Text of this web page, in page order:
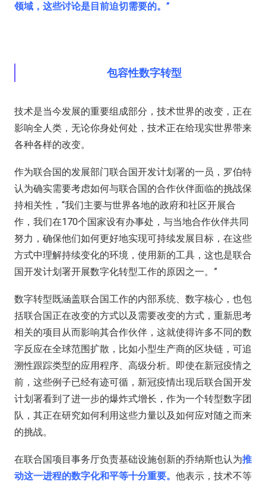
领域，这些讨论是目前迫切需要的。”
包容性数字转型
技术是当今发展的重要组成部分，技术世界的改变，正在
影响全人类，无论你身处何处，技术正在给现实世界带来
各种各样的改变。
作为联合国的发展部门联合国开发计划署的一员，罗伯特
认为确实需要考虑如何与联合国的合作伙伴面临的挑战保
持相关性，“我们主要与世界各地的政府和社区开展合
作，我们在170个国家设有办事处，与当地合作伙伴共同
努力，确保他们如何更好地实现可持续发展目标，在这些
方式中理解持续变化的环境，使用新的工具，这也是联合
国开发计划署开展数字化转型工作的原因之一。”
数字转型既涵盖联合国工作的内部系统、数字核心，也包
括联合国正在改变的方式以及需要改变的方式，重新思考
相关的项目从而影响其合作伙伴，这就使得许多不同的数
字反应在全球范围扩散，比如小型生产商的区块链，可追
溯性跟踪类型的应用程序、高级分析。即使在新冠疫情之
前，这些例子已经有迹可循，新冠疫情出现后联合国开发
计划署看到了进一步的爆炸式增长，作为一个转型数字团
队，其正在研究如何利用这些力量以及如何应对随之而来
的挑战。
在联合国项目事务厅负责基础设施创新的乔纳斯也认为推
动这一进程的数字化和平等十分重要。 他表示，技术不等